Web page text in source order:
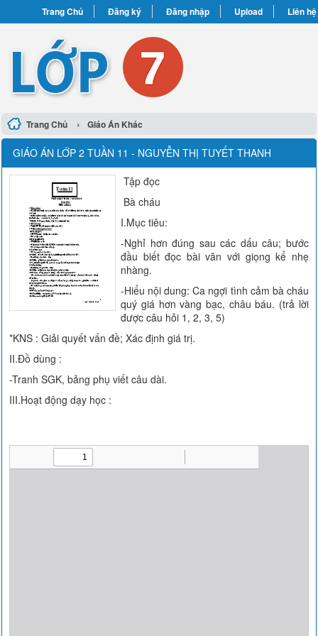
Trang Chủ Đăng ký Đăng nhập Upload Liên hệ
Trang Chủ › Giáo Án Khác
GIÁO ÁN LỚP 2 TUẦN 11 - NGUYỄN THỊ TUYẾT THANH
Tập đọc
Bà cháu
I.Mục tiêu:
-Nghỉ hơn đúng sau các dấu câu; bước
đầu biết đọc bài văn với giọng kể nhẹ
nhàng.
-Hiểu nội dung: Ca ngợi tình cảm bà cháu
quý giá hơn vàng bạc, châu báu. (trả lời
được câu hỏi 1, 2, 3, 5)
*KNS : Giải quyết vấn đề; Xác định giá trị.
II.Đồ dùng :
-Tranh SGK, bảng phụ viết câu dài.
III.Hoạt động dạy học :